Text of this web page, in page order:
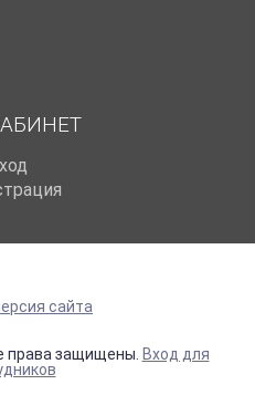
сайта
права защищены. Вход для